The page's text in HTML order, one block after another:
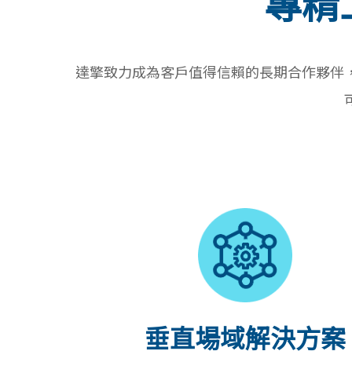
達擎致力成為客戶值得信賴的長期合作夥
垂直場域解決方案